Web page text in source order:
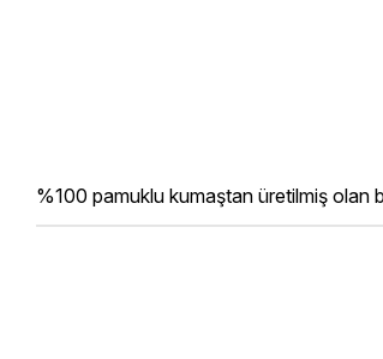
%100 pamuklu kumaştan üretilmiş olan